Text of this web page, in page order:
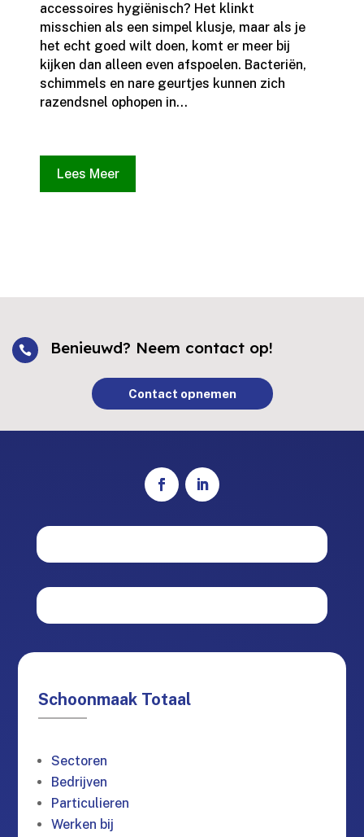
accessoires hygiënisch? Het klinkt
misschien als een simpel klusje, maar als je
het echt goed wilt doen, komt er meer bij
kijken dan alleen even afspoelen.​ Bacteriën,
schimmels en nare geurtjes kunnen zich
razendsnel ophopen in...
Lees Meer
 Benieuwd? Neem contact op!
Contact opnemen
Schoonmaak Totaal
Sectoren
Bedrijven
Particulieren
Werken bij